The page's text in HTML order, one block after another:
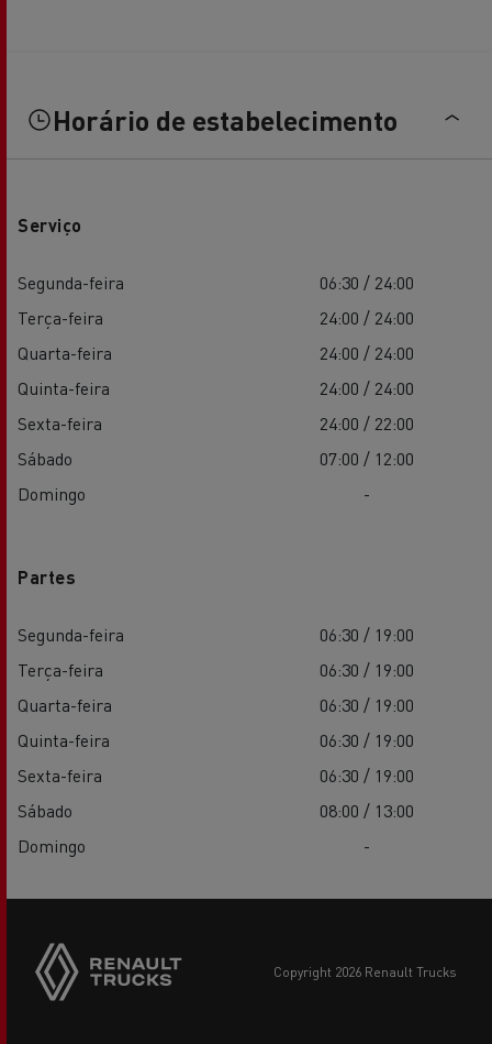
Horário de estabelecimento
Serviço
Segunda-feira
06:30 / 24:00
Terça-feira
24:00 / 24:00
Quarta-feira
24:00 / 24:00
Quinta-feira
24:00 / 24:00
Sexta-feira
24:00 / 22:00
Sábado
07:00 / 12:00
Domingo
-
Partes
Segunda-feira
06:30 / 19:00
Terça-feira
06:30 / 19:00
Quarta-feira
06:30 / 19:00
Quinta-feira
06:30 / 19:00
Sexta-feira
06:30 / 19:00
Sábado
08:00 / 13:00
Domingo
-
copyright 2026 Renault Trucks